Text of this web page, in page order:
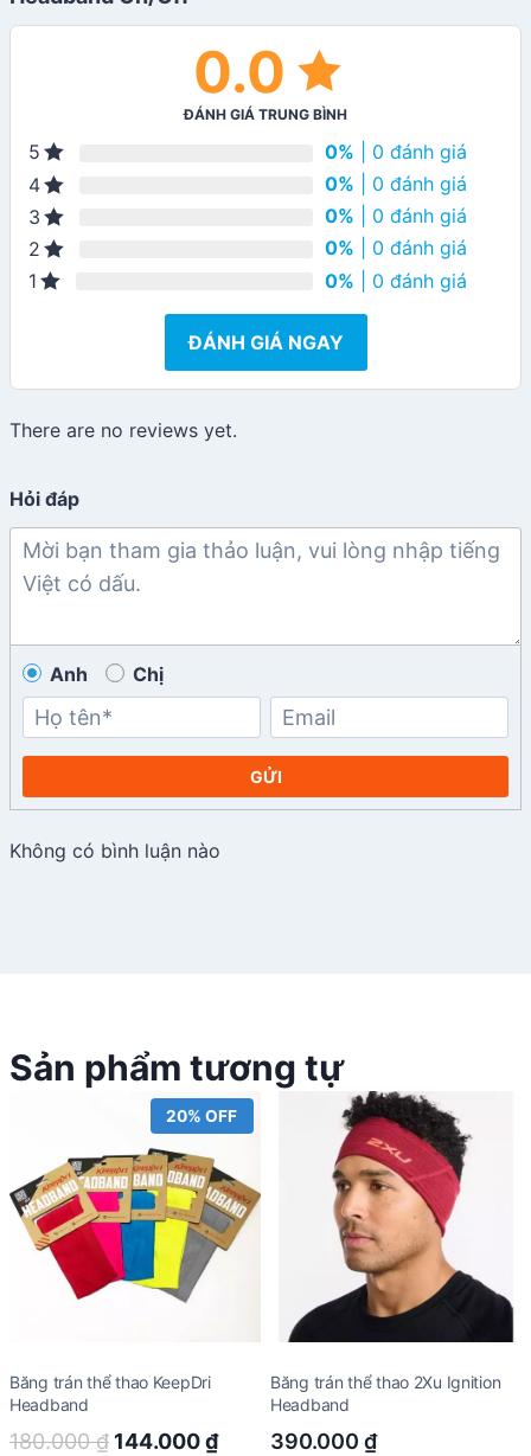
0.0
ĐÁNH GIÁ TRUNG BÌNH
5 0% | 0 đánh giá
4
0% | 0 đánh giá
3
0% | 0 đánh giá
2
0% | 0 đánh giá
1
0% | 0 đánh giá
ĐÁNH GIÁ NGAY
There are no reviews yet.
Hỏi đáp
Anh Chị
GỬI
Không có bình luận nào
Sản phẩm tương tự
20% OFF
Băng trán thể thao KeepDri
Headband
180.000₫ Original
144.000₫Current
Băng trán thể thao 2Xu Ignition
Headband
390.000 ₫